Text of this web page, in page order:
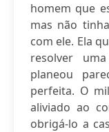
homem que
mas não
com ele. Ela
resolver
planeou
perfeita. O
aliviado ao
obrigá-lo a